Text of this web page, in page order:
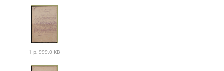
1 p, 999.0 KB